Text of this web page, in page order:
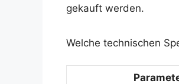
gekauft werden.
Welche technischen